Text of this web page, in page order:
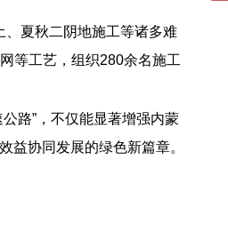
夏秋二阴地施工等诸多难
等工艺，组织280余名施工
路”，不仅能显著增强内蒙
益协同发展的绿色新篇章。